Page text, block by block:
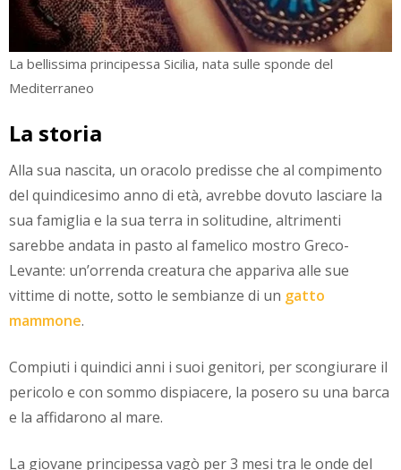
La bellissima principessa Sicilia, nata sulle sponde del
Mediterraneo
La storia
Alla sua nascita, un oracolo predisse che al compimento
del quindicesimo anno di età, avrebbe dovuto lasciare la
sua famiglia e la sua terra in solitudine, altrimenti
sarebbe andata in pasto al famelico mostro Greco-
Levante: un’orrenda creatura che appariva alle sue
vittime di notte, sotto le sembianze di un gatto
mammone.
Compiuti i quindici anni i suoi genitori, per scongiurare il
pericolo e con sommo dispiacere, la posero su una barca
e la affidarono al mare.
La giovane principessa vagò per 3 mesi tra le onde del